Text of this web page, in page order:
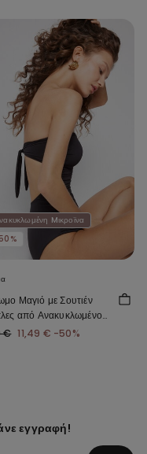
Mικροϊνα
Μαγιό με Σουτιέν
από Ανακυκλωμένο
με Σούρες
€ 11,49 € -50%
εγγραφή!